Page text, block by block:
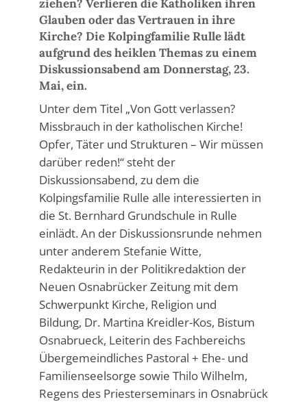
ziehen? Verlieren die Katholiken ihren
Glauben oder das Vertrauen in ihre
Kirche? Die Kolpingfamilie Rulle lädt
aufgrund des heiklen Themas zu einem
Diskussionsabend am Donnerstag, 23.
Mai, ein.
Unter dem Titel „Von Gott verlassen?
Missbrauch in der katholischen Kirche!
Opfer, Täter und Strukturen – Wir müssen
darüber reden!“ steht der
Diskussionsabend, zu dem die
Kolpingsfamilie Rulle alle interessierten in
die St. Bernhard Grundschule in Rulle
einlädt. An der Diskussionsrunde nehmen
unter anderem Stefanie Witte,
Redakteurin in der Politikredaktion der
Neuen Osnabrücker Zeitung mit dem
Schwerpunkt Kirche, Religion und
Bildung, Dr. Martina Kreidler-Kos, Bistum
Osnabrueck, Leiterin des Fachbereichs
Übergemeindliches Pastoral + Ehe- und
Familienseelsorge sowie Thilo Wilhelm,
Regens des Priesterseminars in Osnabrück